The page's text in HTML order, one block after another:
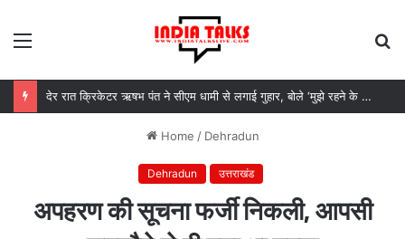
देर रात क्रिकेटर ऋषभ पंत ने सीएम धामी से लगाई गुहार, बोले ‘मुझे रहने के लिए जगह नहीं मिल रही’
Home / Dehradun
Dehradun उत्तराखंड
अपहरण की सूचना फर्जी निकली, आपसी